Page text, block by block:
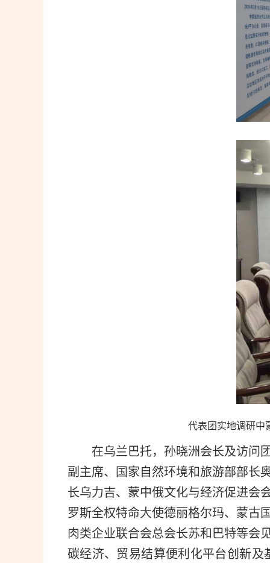
代表团实地调研中
在乌兰巴托，孙晓洲会长及访问
副主席、国家自然环境和旅游部部长
长乌力吉、蒙中俄文化与经济促进会
罗斯全权特命大使德丽格尔玛、蒙古
肉类企业联合会总会长苏和巴特等会
碳经济、贸易结算便利化平台创新